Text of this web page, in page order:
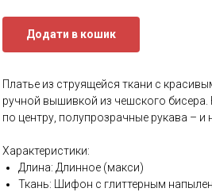
Додати в кошик
Платье из струящейся ткани с
ручной вышивкой из чешского бисера.
по центру, полупрозрачные рукава – и
Характеристики:
Длина: Длинное (макси)
Ткань: Шифон с глиттерным